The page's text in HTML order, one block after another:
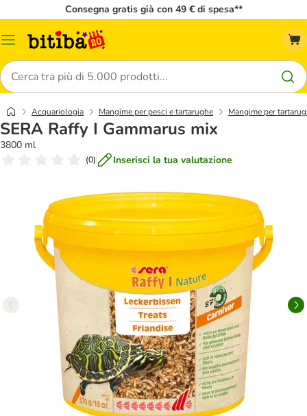
Consegna gratis già con 49 € di spesa**
Overview
Cerca
Acquariologia Mangime per pesci e tartarughe Mangime per
SERA Raffy I Gammarus mix
3800 ml
(0) Inserisci la tua valutazione